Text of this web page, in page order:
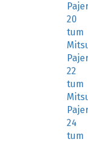
20
tum
22
tum
24
tum